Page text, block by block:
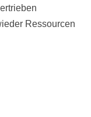
Ressourcen